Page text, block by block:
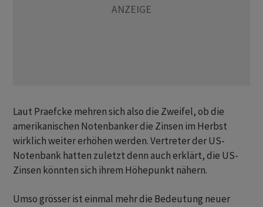
Laut Praefcke mehren sich also die Zweifel, ob die
amerikanischen Notenbanker die Zinsen im Herbst
wirklich weiter erhöhen werden. Vertreter der US-
Notenbank hatten zuletzt denn auch erklärt, die US-
Zinsen könnten sich ihrem Höhepunkt nähern.
Umso grösser ist einmal mehr die Bedeutung neuer